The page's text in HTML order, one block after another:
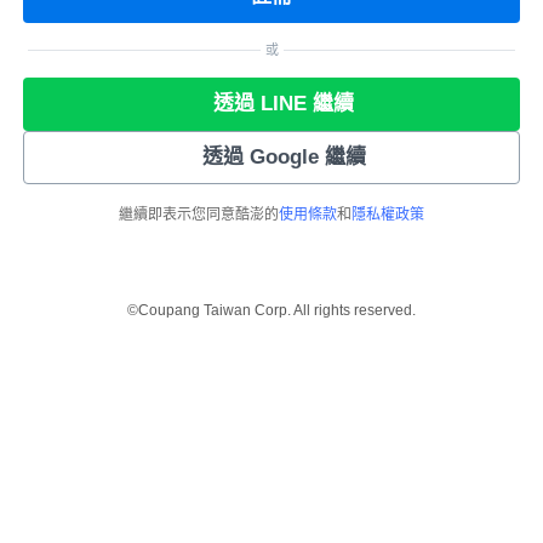
或
透過 LINE 繼續
透過 Google 繼續
繼續即表示您同意酷澎的使用條款和 隱私權政策
©Coupang Taiwan Corp. All rights reserved.